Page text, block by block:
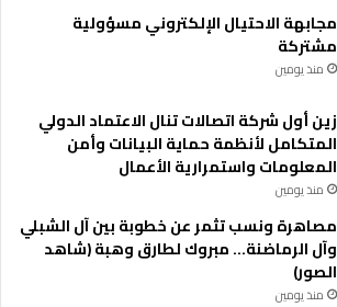
مجابهة الاحتيال الإلكتروني مسؤولية
مشتركة
منذ يومين
زين أول شركة اتصالات تنال الاعتماد الدولي
المتكامل لأنظمة حماية البيانات وأمن
المعلومات واستمرارية الأعمال
منذ يومين
مصاهرة ونسب تثمر عن خطوبة بين آل الشبلي
وآل الرماضنة… مبروك لطارق وهبة (شاهد
الصور)
منذ يومين